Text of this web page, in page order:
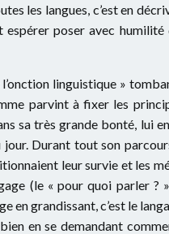
les langues, c’est en
poser avec
linguistique »
parvint à fixer les
sa très grande bonté, lui
Durant tout son
leur survie et les
(le « pour quoi parler
grandissant, c’est le
bien en se demandant